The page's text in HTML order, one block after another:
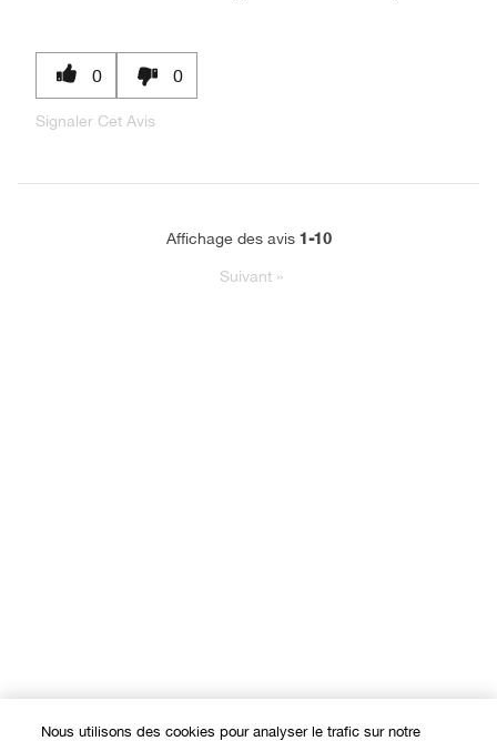
0 0
Signaler Cet Avis
Affichage des avis 1-10
Suivant »
Nous utilisons des cookies pour analyser le trafic sur notre